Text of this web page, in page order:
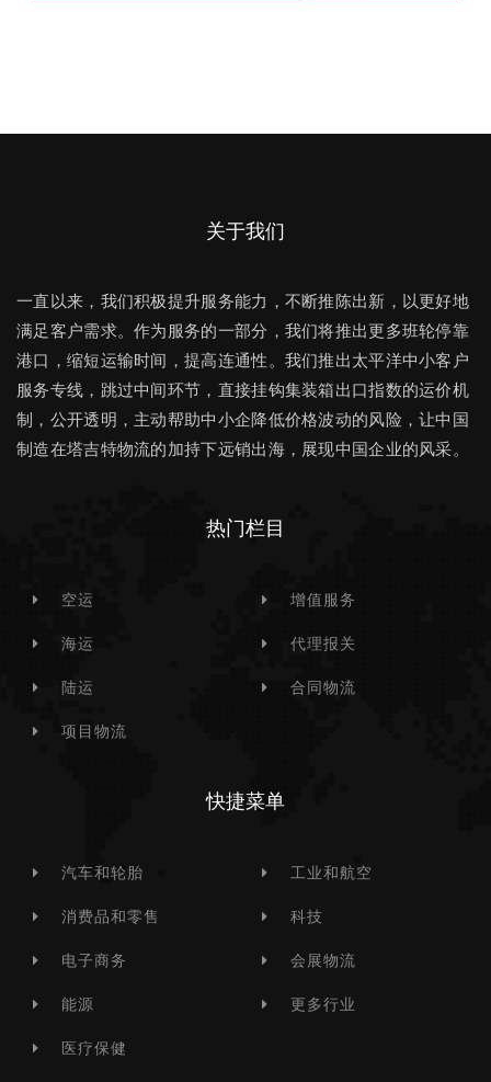
关于我们
一直以来，我们积极提升服务能力，不断推陈出新，以更好地
满足客户需求。作为服务的一部分，我们将推出更多班轮停靠
港口，缩短运输时间，提高连通性。我们推出太平洋中小客户
服务专线，跳过中间环节，直接挂钩集装箱出口指数的运价机
制，公开透明，主动帮助中小企降低价格波动的风险，让中国
制造在塔吉特物流的加持下远销出海，展现中国企业的风采。
热门栏目
空运
海运
陆运
项目物流
增值服务
代理报关
合同物流
快捷菜单
汽车和轮胎
消费品和零售
电子商务
能源
医疗保健
工业和航空
科技
会展物流
更多行业